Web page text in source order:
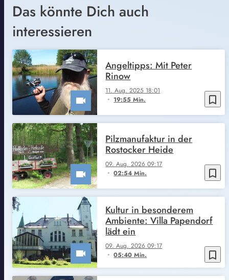
Das könnte Dich auch
interessieren
bookmark_border
11. Aug. 2025 18:01
19:55 Min.
Angeltipps: Mit Peter
Rinow
bookmark_border
09. Aug. 2026 09:17
02:54 Min.
Pilzmanufaktur in der
Rostocker Heide
bookmark_border
09. Aug. 2026 09:17
05:40 Min.
Kultur in besonderem
Ambiente: Villa Papendorf
lädt ein